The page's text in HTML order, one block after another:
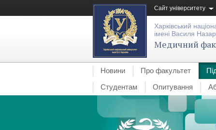
Сайт університету
Харківський
імені Василя
Медичний
Новини Про факультет
Студентам
Опитування